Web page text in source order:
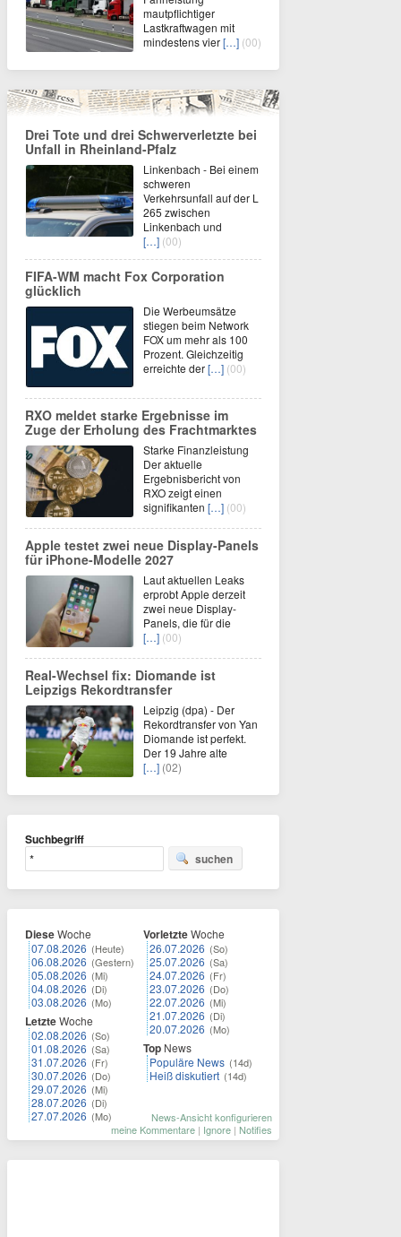
mautpflichtiger
Lastkraftwagen mit
mindestens vier[…] (00)
Drei Tote und drei Schwerverletzte bei
Unfall in Rheinland-Pfalz
Linkenbach - Bei einem
schweren
Verkehrsunfall auf der L
265 zwischen
Linkenbach und
[…] (00)
FIFA-WM macht Fox Corporation
glücklich
Die Werbeumsätze
stiegen beim Network
FOX um mehr als 100
Prozent. Gleichzeitig
erreichte der[…] (00)
RXO meldet starke Ergebnisse im
Zuge der Erholung des Frachtmarktes
Starke Finanzleistung
Der aktuelle
Ergebnisbericht von
RXO zeigt einen
signifikanten […] (00)
Apple testet zwei neue Display-Panels
für iPhone-Modelle 2027
Laut aktuellen Leaks
erprobt Apple derzeit
zwei neue Display-
Panels, die für die
[…] (00)
Real-Wechsel fix: Diomande ist
Leipzigs Rekordtransfer
Leipzig (dpa) - Der
Rekordtransfer von Yan
Diomande ist perfekt.
Der 19 Jahre alte
[…] (02)
Suchbegriff
suchen
DieseWoche
07.08.2026 (Heute)
06.08.2026 (Gestern)
05.08.2026 (Mi)
04.08.2026 (Di)
03.08.2026 (Mo)
LetzteWoche
02.08.2026 (So)
01.08.2026 (Sa)
31.07.2026 (Fr)
30.07.2026 (Do)
29.07.2026 (Mi)
28.07.2026 (Di)
27.07.2026 (Mo)
VorletzteWoche
26.07.2026 (So)
25.07.2026 (Sa)
24.07.2026 (Fr)
23.07.2026 (Do)
22.07.2026 (Mi)
21.07.2026 (Di)
20.07.2026 (Mo)
Top News
Populäre News (14d)
Heiß diskutiert (14d)
News-Ansicht konfigurieren
meine Kommentare | Ignore | Notifies